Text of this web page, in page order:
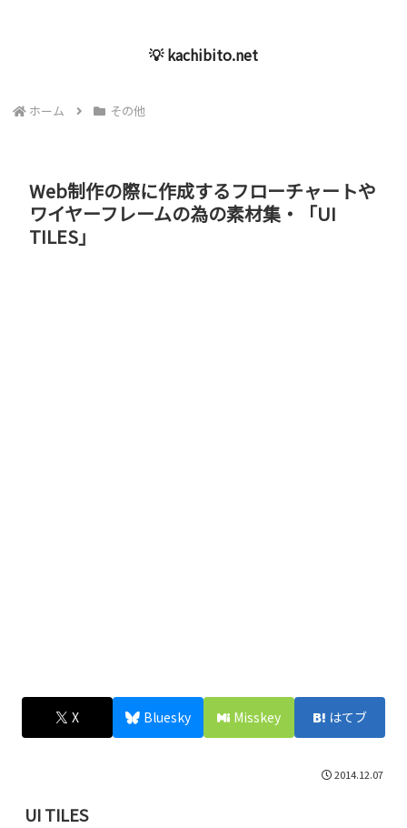
💡 kachibito.net
ホーム その他
Web制作の際に作成するフローチャートや
ワイヤーフレームの為の素材集・「UI
TILES」
X Bluesky Misskey はてブ
2014.12.07
UI TILES